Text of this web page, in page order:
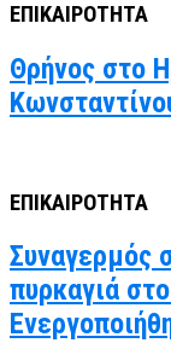
ΕΠΙΚΑΙΡΟΤΗΤΑ
Θρήνος στο
ΕΠΙΚΑΙΡΟΤΗΤΑ
Συναγερμός
πυρκαγιά